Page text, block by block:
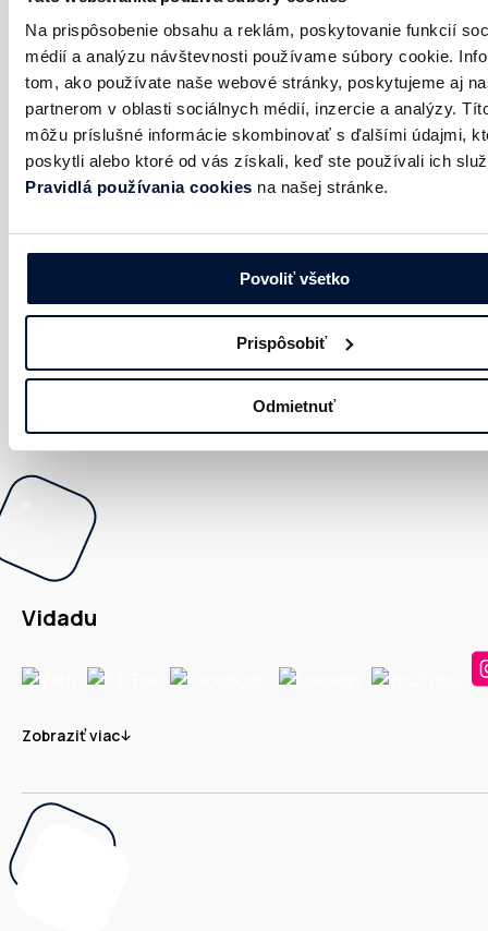
Na prispôsobenie obsahu a reklám, poskytovanie funkcií
médií a analýzu návštevnosti používame súbory cookie.
tom, ako používate naše webové stránky, poskytujeme aj
partnerom v oblasti sociálnych médií, inzercie a analýzy.
môžu príslušné informácie skombinovať s ďalšími údajmi,
poskytli alebo ktoré od vás získali, keď ste používali ich
Pravidlá používania cookies na našej stránke.
Povoliť všetko
Prispôsobiť
Odmietnuť
Vidadu
Zobraziť viac